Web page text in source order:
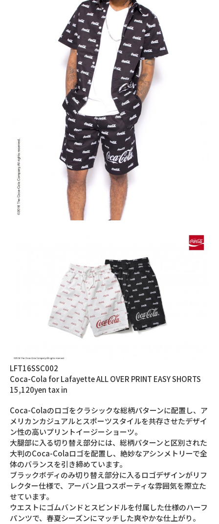
LFT16SSC002
Coca-Cola for Lafayette ALL OVER PRINT EASY SHORTS
15,120yen tax in
Coca-Colaのロゴをクラシックな総柄パターンに配置し、ア
メリカンカジュアルとスポーツスタイルを共存させたデザイ
ン性の高いプリントイージーショーツ。
大腿部に入る切り替え部分には、総柄パターンと区別された
大判のCoca-Colaロゴを配置し、絶妙なアシンメトリーで全
体のバランスを引き締めています。
ブラックボディのみ切り替え部分に入るロゴデザインがリフ
レクター仕様で、アーバン且つスポーティな雰囲気を際立た
せています。
ウエストにゴムバンドとスピンドルを付属した仕様のハーフ
パンツで、春夏シーズンにマッチした爽やかな仕上がり。